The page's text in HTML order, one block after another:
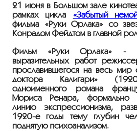
21 июня в Большом зале
рамках цикла «Забытый
фильма «Руки Орлака» со
Конрадом Фейдтом в главной
Фильм «Руки Орлака» -
выразительных работ
прославившегося на весь мир
доктора Калигари»
одноименного романа
Мориса Ренара, формально
линию экспрессионизма,
1920-е годы тему глубин
поднятую психоанализом.